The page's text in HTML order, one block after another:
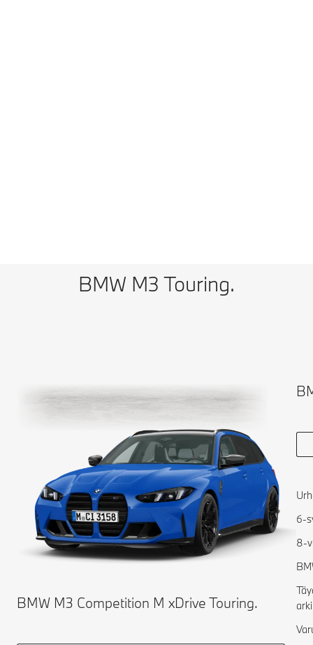
BMW M3 Touring.
BMW M3 Competition M xDrive Touring.
6-
8-